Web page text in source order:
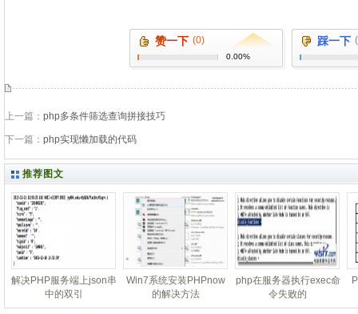
赞一下 (0)
0.00%
踩一下
上一篇： php多条件筛选查询拼接技巧
下一篇： php实现懒加载的代码
推荐图文
解决PHP服务端上json串
中的双引
Win7系统安装PHPnow
的解决方法
php在服务器执行exec命
令失败的